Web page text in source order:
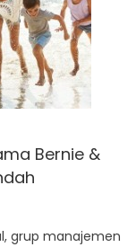
Bernie &
grup manajemen